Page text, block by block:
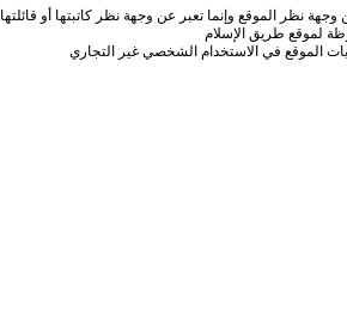
نظر الموقع وإنما تعبر عن وجهة نظر كاتبتها أو قائلتها
لموقع طريق الإسلام
الموقع في الاستخدام الشخصي غير التجاري